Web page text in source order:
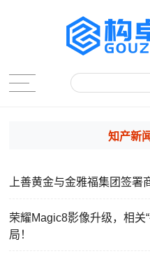
知产新
上善黄金与金雅福集团签署
荣耀Magic8影像升级，相关
局！